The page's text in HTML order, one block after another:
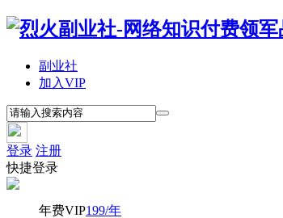
副业社
加入VIP
登录 注册
快捷登录
年费VIP199/年